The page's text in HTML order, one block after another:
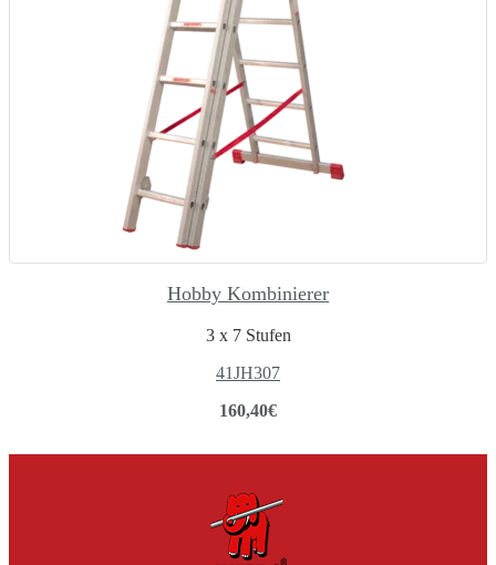
Hobby Kombinierer
3 x 7 Stufen
41JH307
160,40€